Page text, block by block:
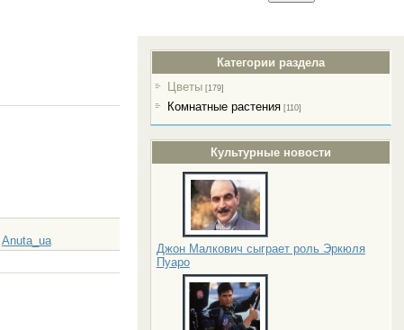
Категории раздела
Цветы [179]
Комнатные растения [110]
Культурные новости
Джон Малкович сыграет роль Эркюля
Пуаро
Anuta_ua